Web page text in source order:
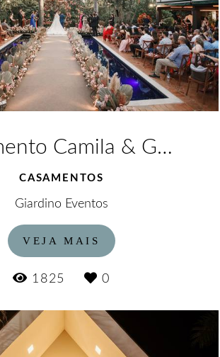
Casamento Camila & Gabriel
CASAMENTOS
Giardino Eventos
VEJA MAIS
1825 0